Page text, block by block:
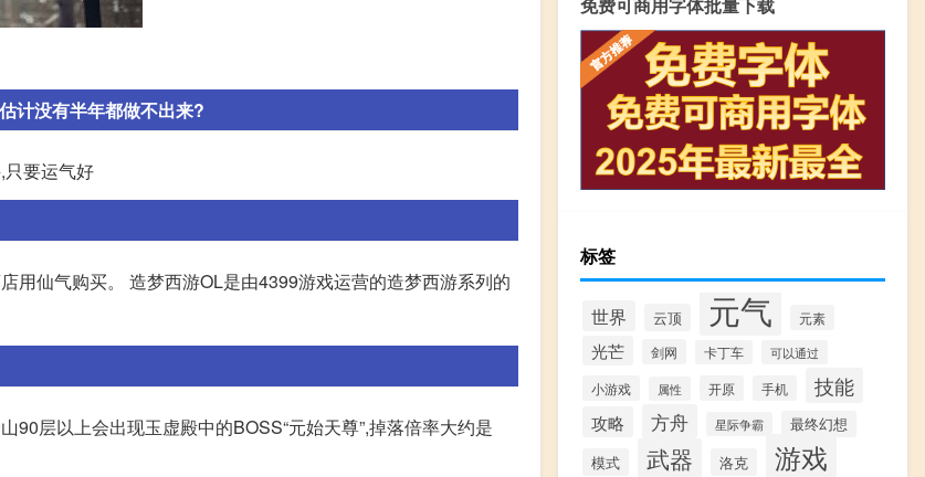
计没有半年都做不出来?
要运气好
用仙气购买。 造梦西游OL是由4399游戏运营的造梦西游系列的
90层以上会出现玉虚殿中的BOSS“元始天尊”,掉落倍率大约是
标签
世界 云顶 元气 元素
光芒 剑网 卡丁车 可以通过
小游戏 属性 开原 手机 技能
攻略 方舟 星际争霸 最终幻想
模式 武器 洛克 游戏